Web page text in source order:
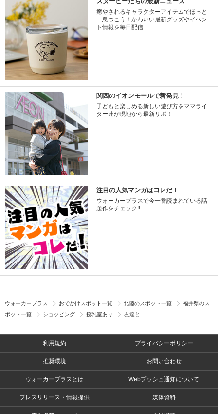
癒やされるキャラクターアイテムでほっと
一息つこう！かわいい最新グッズやイベン
ト情報を毎日配信
関西のイオンモールで新発見！
子どもと楽しめる新しい遊び方をママライ
ター達が現地から最新リポ！
注目の人気マンガはコレだ！
ウォーカープラスで今一番読まれている話
題作をチェック!!
ウォーカープラス おでかけスポット一覧 北陸のスポット一覧
福井県のス
ポット一覧
ショッピング 授乳室あり 友達と
利用規約 プライバシーポリシー
推奨環境 お問い合わせ
ウォーカープラスとは Webプッシュ通知について
プレスリリース・情報提供 媒体資料